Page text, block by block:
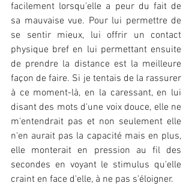
facilement lorsqu'elle a peur du fait de
sa mauvaise vue. Pour lui permettre de
se sentir mieux, lui offrir un contact
physique bref en lui permettant ensuite
de prendre la distance est la meilleure
façon de faire. Si je tentais de la rassurer
à ce moment-là, en la caressant, en lui
disant des mots d'une voix douce, elle ne
m'entendrait pas et non seulement elle
n'en aurait pas la capacité mais en plus,
elle monterait en pression au fil des
secondes en voyant le stimulus qu'elle
craint en face d'elle, à ne pas s'éloigner.